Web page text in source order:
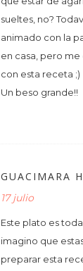
sueltes, no?
animado con la
en casa, pero
con esta receta ;)
Un beso grande!!
GUACIMARA
17 julio
Este plato es
imagino que
preparar esta